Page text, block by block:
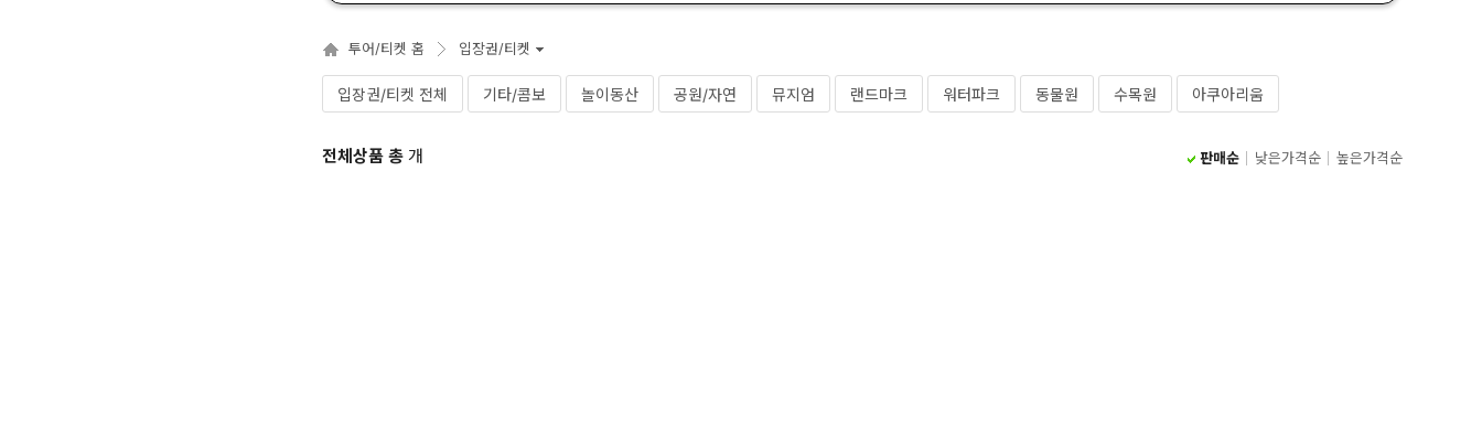
투어/티켓 홈 입장권/티켓
입장권/티켓 전체 기타/콤보 놀이동산 공원/자연 뮤지엄 랜드마크 워터파크 동물원 수목원 아쿠아리움
전체상품 총 개 판매순 낮은가격순 높은가격순